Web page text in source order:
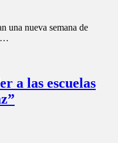
una nueva semana de
a las escuelas